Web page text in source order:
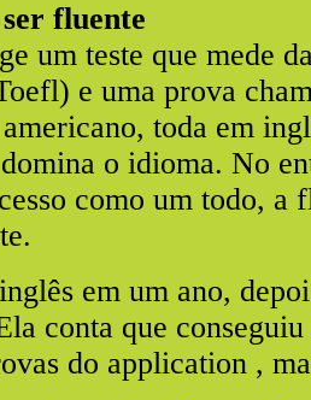
fluente
um teste que mede
e uma prova
toda em
o idioma. No
como um todo, a
em um ano,
conta que
do application ,